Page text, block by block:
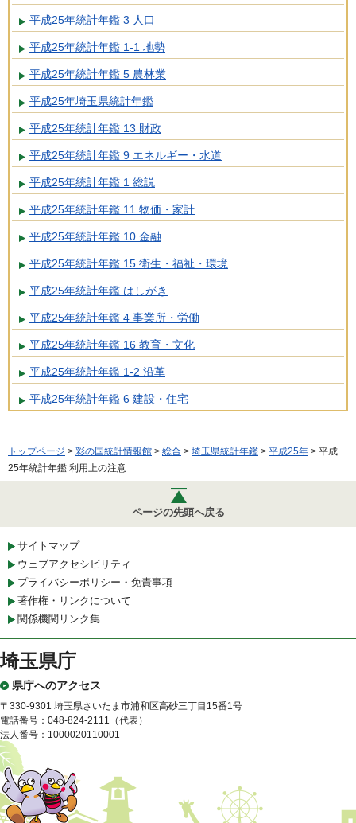
平成25年統計年鑑 3 人口
平成25年統計年鑑 1-1 地勢
平成25年統計年鑑 5 農林業
平成25年埼玉県統計年鑑
平成25年統計年鑑 13 財政
平成25年統計年鑑 9 エネルギー・水道
平成25年統計年鑑 1 総説
平成25年統計年鑑 11 物価・家計
平成25年統計年鑑 10 金融
平成25年統計年鑑 15 衛生・福祉・環境
平成25年統計年鑑 はしがき
平成25年統計年鑑 4 事業所・労働
平成25年統計年鑑 16 教育・文化
平成25年統計年鑑 1-2 沿革
平成25年統計年鑑 6 建設・住宅
トップページ > 彩の国統計情報館 > 総合 > 埼玉県統計年鑑 > 平成25年 > 平成
25年統計年鑑 利用上の注意
ページの先頭へ戻る
サイトマップ
ウェブアクセシビリティ
プライバシーポリシー・免責事項
著作権・リンクについて
関係機関リンク集
埼玉県庁
県庁へのアクセス
〒330-9301 埼玉県さいたま市浦和区高砂三丁目15番1号
電話番号：048-824-2111（代表）
法人番号：1000020110001